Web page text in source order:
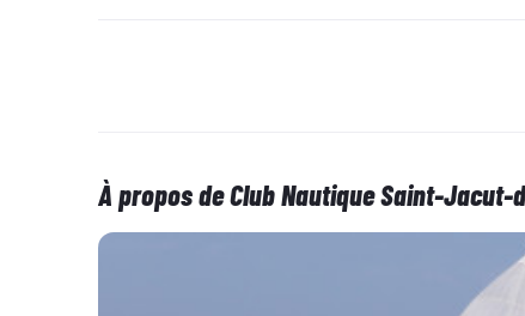
À propos de Club Nautique Saint-Jacut-